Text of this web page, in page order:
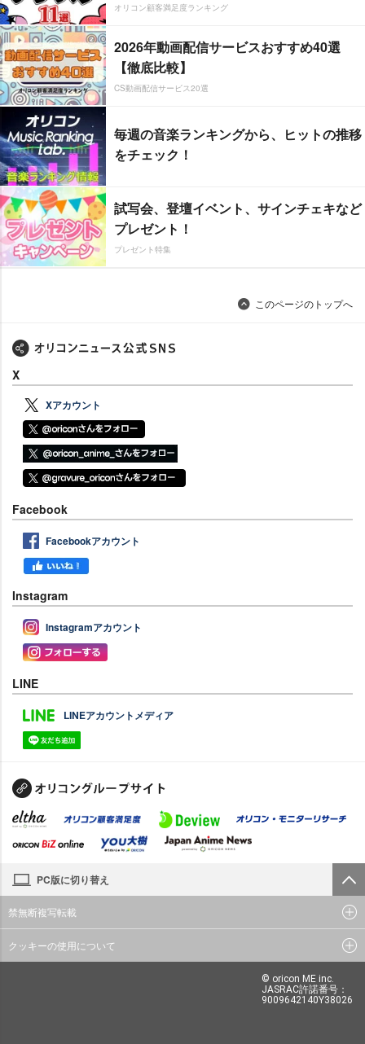
オリコン顧客満足度ランキング
2026年動画配信サービスおすすめ40選
【徹底比較】
CS動画配信サービス20選
毎週の音楽ランキングから、ヒットの推移
をチェック！
試写会、登壇イベント、サインチェキなど
プレゼント！
プレゼント特集
このページのトップへ
X
Xアカウント
Facebook
Facebookアカウント
Instagram
Instagramアカウント
LINE
LINEアカウントメディア
PC版に切り替え
禁無断複写転載
クッキーの使用について
© oricon ME inc.
JASRAC許諾番号：
9009642140Y38026